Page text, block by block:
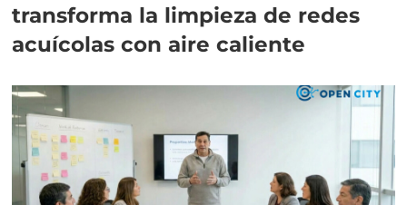
transforma la limpieza de redes
acuícolas con aire caliente